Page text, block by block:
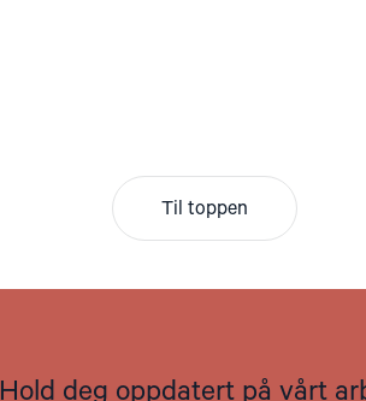
Til toppen
Hold deg oppdatert på vårt